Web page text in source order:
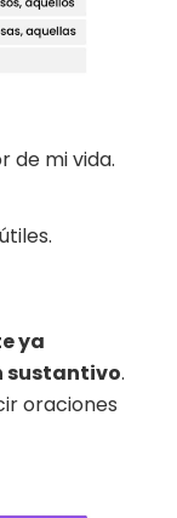
de mi vida.
ya
sustantivo.
oraciones